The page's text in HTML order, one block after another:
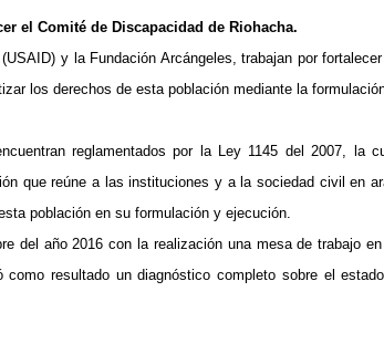
el Comité de Discapacidad de Riohacha.
y la Fundación Arcángeles, trabajan por fortalecer
los derechos de esta población mediante la
reglamentados por la Ley 1145 del 2007, la
que reúne a las instituciones y a la sociedad civil en
población en su formulación y ejecución.
del año 2016 con la realización una mesa de trabajo
resultado un diagnóstico completo sobre el